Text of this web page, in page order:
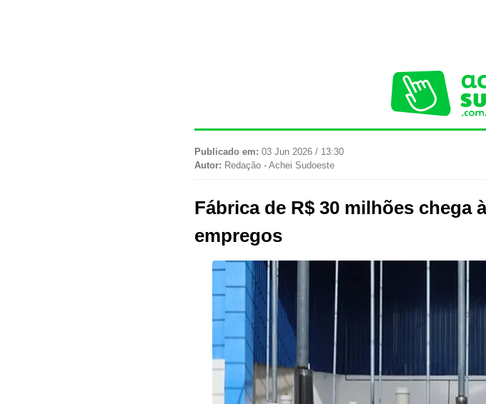
Publicado em: 03 Jun 2026 / 13:30
Autor: Redação - Achei Sudoeste
Fábrica de R$ 30 milhões chega
empregos